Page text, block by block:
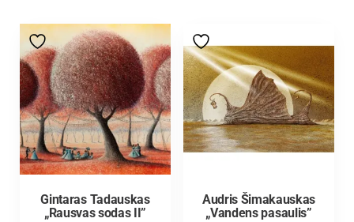
Gintaras Tadauskas
„Rausvas sodas II”
Audris Šimakauskas
„Vandens pasaulis”